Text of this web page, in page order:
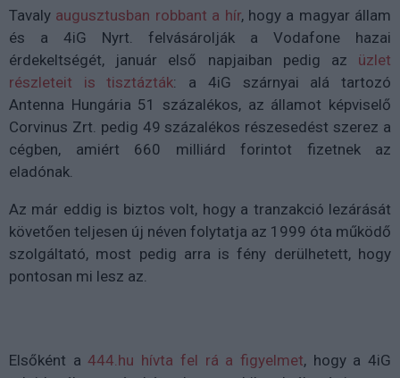
Tavaly augusztusban robbant a hír, hogy a magyar állam
és a 4iG Nyrt. felvásárolják a Vodafone hazai
érdekeltségét, január első napjaiban pedig az üzlet
részleteit is tisztázták: a 4iG szárnyai alá tartozó
Antenna Hungária 51 százalékos, az államot képviselő
Corvinus Zrt. pedig 49 százalékos részesedést szerez a
cégben, amiért 660 milliárd forintot fizetnek az
eladónak.
Az már eddig is biztos volt, hogy a tranzakció lezárását
követően teljesen új néven folytatja az 1999 óta működő
szolgáltató, most pedig arra is fény derülhetett, hogy
pontosan mi lesz az.
Elsőként a444.hu hívta fel rá a figyelmet, hogy a 4iG